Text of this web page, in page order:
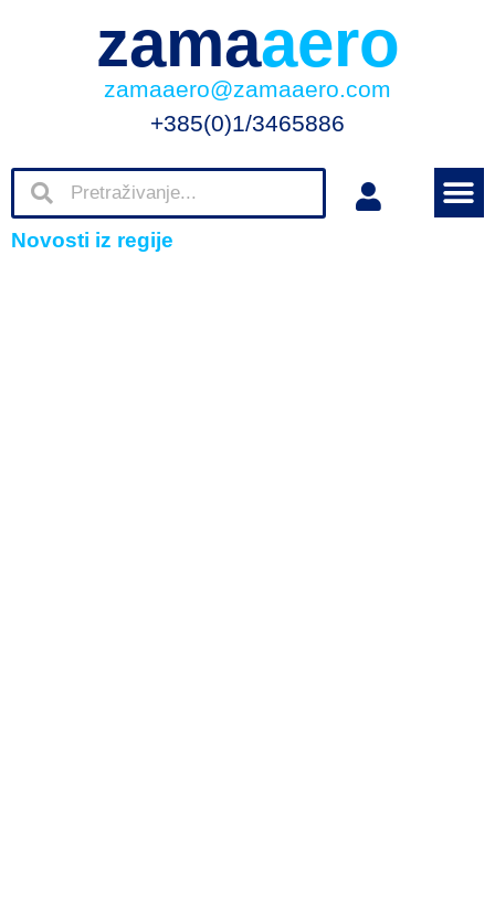
zamaaero
zamaaero@zamaaero.com
+385(0)1/3465886
Novosti iz regije